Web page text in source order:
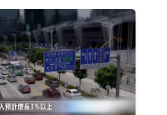
的技术研发与产业化准备工作
技：HVLP4/5铜箔主要技术指
成厂内验证 正布局向下游客户
：成立全资公司北京豆神智算
豆神智算 正积极开拓相关业务
股(00653.HK)跌44% 建议股份
与云累大吉启动战略合作
市双双收涨